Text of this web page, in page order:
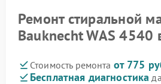
Ремонт стиральной
Bauknecht WAS 4540
Стоимость ремонта от 775
Бесплатная диагностика